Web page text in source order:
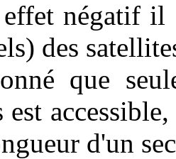
négatif il
des
que
d'un